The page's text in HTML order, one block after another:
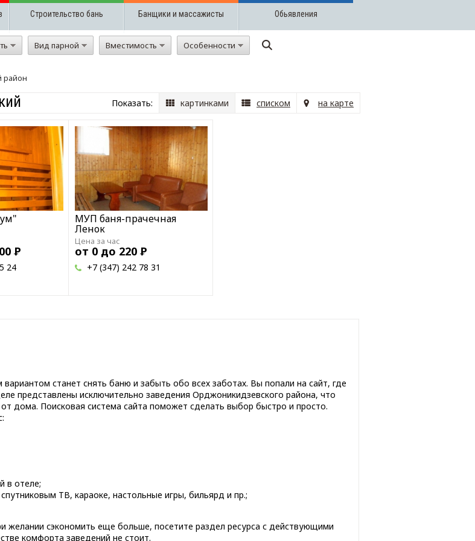
Строительство бань Банщики и массажисты Обьявления
Вид парной Вместимость Особенности
район
Показать: картинками списком на карте
Р
24
МУП баня-прачечная
Ленок
Цена за час
от 0 до 220 Р
+7 (347) 242 78 31
станет снять баню и забыть обо всех заботах. Вы попали на сайт, где
представлены исключительно заведения Орджоникидзевского района, что
дома. Поисковая система сайта поможет сделать выбор быстро и просто.
в отеле;
ТВ, караоке, настольные игры, бильярд и пр.;
желании сэкономить еще больше, посетите раздел ресурса с действующими
комфорта заведений не стоит.